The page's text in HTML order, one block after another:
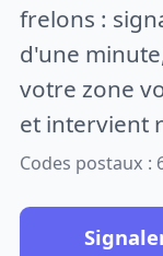
frelons :
d'une
votre zone
et intervient
Codes postaux :